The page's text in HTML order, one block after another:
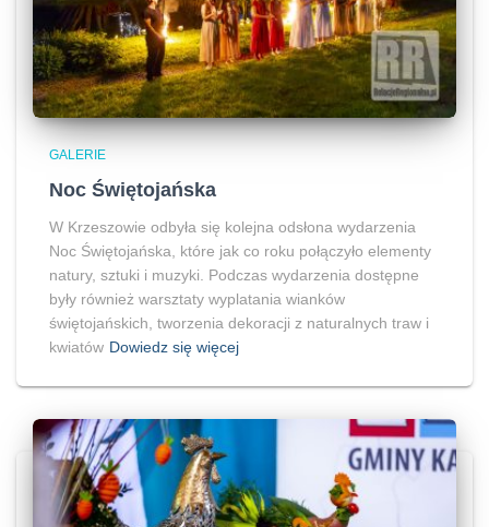
GALERIE
Noc Świętojańska
W Krzeszowie odbyła się kolejna odsłona wydarzenia
Noc Świętojańska, które jak co roku połączyło elementy
natury, sztuki i muzyki. Podczas wydarzenia dostępne
były również warsztaty wyplatania wianków
świętojańskich, tworzenia dekoracji z naturalnych traw i
kwiatów Dowiedz się więcej